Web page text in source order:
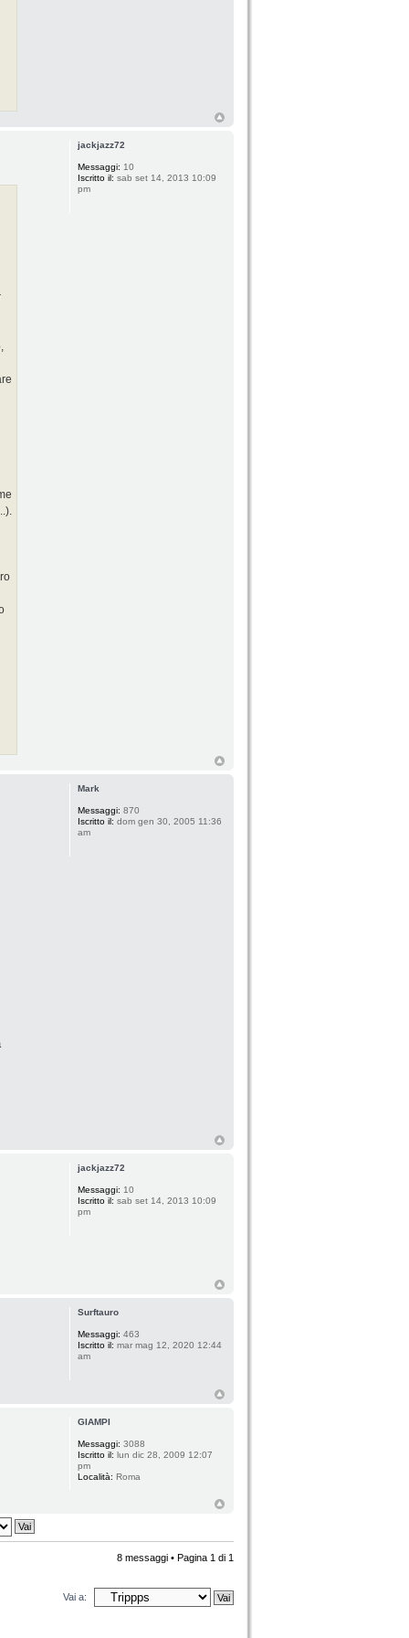
jackjazz72
Messaggi: 10
Iscritto il: sab set 14, 2013 10:09
pm
Mark
Messaggi: 870
Iscritto il: dom gen 30, 2005 11:36
am
jackjazz72
Messaggi: 10
Iscritto il: sab set 14, 2013 10:09
pm
Surftauro
Messaggi: 463
Iscritto il: mar mag 12, 2020 12:44
am
GIAMPI
Messaggi: 3088
Iscritto il: lun dic 28, 2009 12:07
pm
Località: Roma
8 messaggi • Pagina 1 di 1
Vai a: